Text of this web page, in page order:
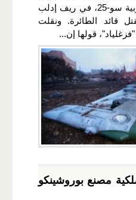
الذي أسقط الطائرة الحربية سو-25، في ريف إدلب
قائد الطائرة. ونقلت
قولها إن...
مصنع بوروشينكو